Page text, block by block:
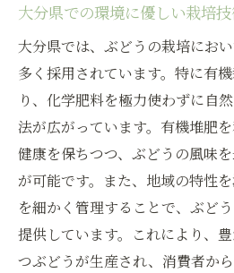
大分県での環境に優しい栽培
大分県では、ぶどうの栽培にお
多く採用されています。特に有
り、化学肥料を極力使わずに自
法が広がっています。有機堆肥
健康を保ちつつ、ぶどうの風味
が可能です。また、地域の特性
を細かく管理することで、ぶど
提供しています。これにより、
つぶどうが生産され、消費者か